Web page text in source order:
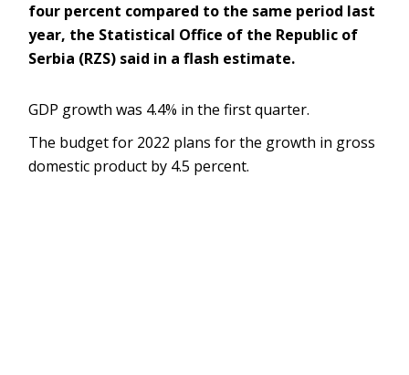
four percent compared to the same period last
year, the Statistical Office of the Republic of
Serbia (RZS) said in a flash estimate.
GDP growth was 4.4% in the first quarter.
The budget for 2022 plans for the growth in gross
domestic product by 4.5 percent.